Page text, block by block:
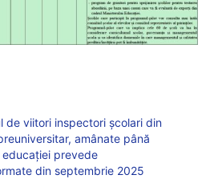
de viitori inspectori școlari din
amânate până
prevede
din septembrie 2025